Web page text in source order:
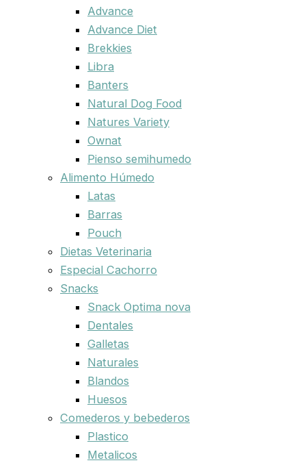
Advance
Advance Diet
Brekkies
Libra
Banters
Natural Dog Food
Natures Variety
Ownat
Pienso semihumedo
Alimento Húmedo
Latas
Barras
Pouch
Dietas Veterinaria
Especial Cachorro
Snacks
Snack Optima nova
Dentales
Galletas
Naturales
Blandos
Huesos
Comederos y bebederos
Plastico
Metalicos